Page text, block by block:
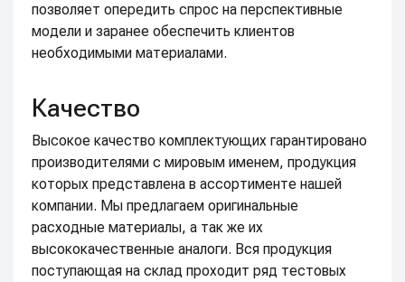
позволяет опередить спрос на перспективные
модели и заранее обеспечить клиентов
необходимыми материалами.
Качество
Высокое качество комплектующих гарантировано
производителями с мировым именем, продукция
которых представлена в ассортименте нашей
компании. Мы предлагаем оригинальные
расходные материалы, а так же их
высококачественные аналоги. Вся продукция
поступающая на склад проходит ряд тестовых